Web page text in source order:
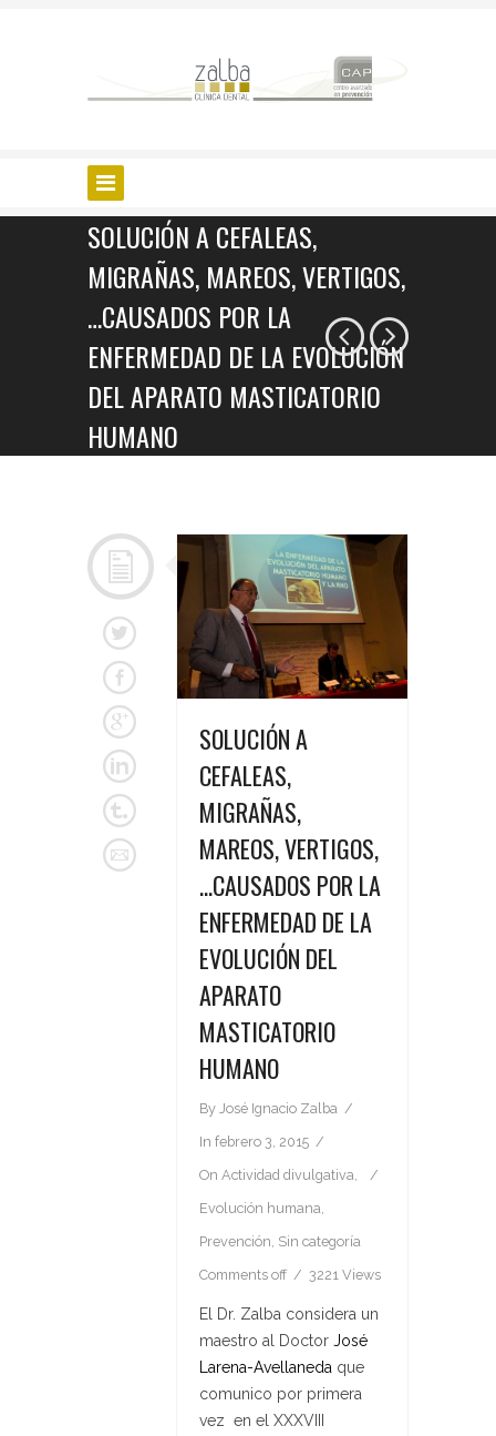
SOLUCIÓN A CEFALEAS,
MIGRAÑAS, MAREOS, VERTIGOS,
…CAUSADOS POR LA
ENFERMEDAD DE LA EVOLUCIÓN
DEL APARATO MASTICATORIO
HUMANO
SOLUCIÓN A
CEFALEAS,
MIGRAÑAS,
MAREOS, VERTIGOS,
…CAUSADOS POR LA
ENFERMEDAD DE LA
EVOLUCIÓN DEL
APARATO
MASTICATORIO
HUMANO
By José Ignacio Zalba
In febrero 3, 2015
On Actividad divulgativa
Evolución humana
Prevención Sin categoría
Comments off
3221 Views
El Dr. Zalba considera un
maestro al
Doctor José
Larena-Avellaneda que
comunico por primera
vez en el XXXVIII